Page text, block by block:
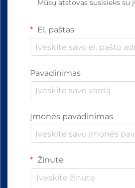
Mūsų atstovas susisieks su
El. paštas
Pavadinimas
Įmonės pavadinimas
Žinutė